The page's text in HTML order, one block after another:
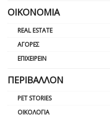
ΟΙΚΟΝΟΜΊΑ
REAL ESTATE
ΑΓΟΡΈΣ
ΕΠΙΧΕΙΡΕΊΝ
ΠΕΡΙΒΆΛΛΟΝ
PET STORIES
ΟΙΚΟΛΟΓΊΑ